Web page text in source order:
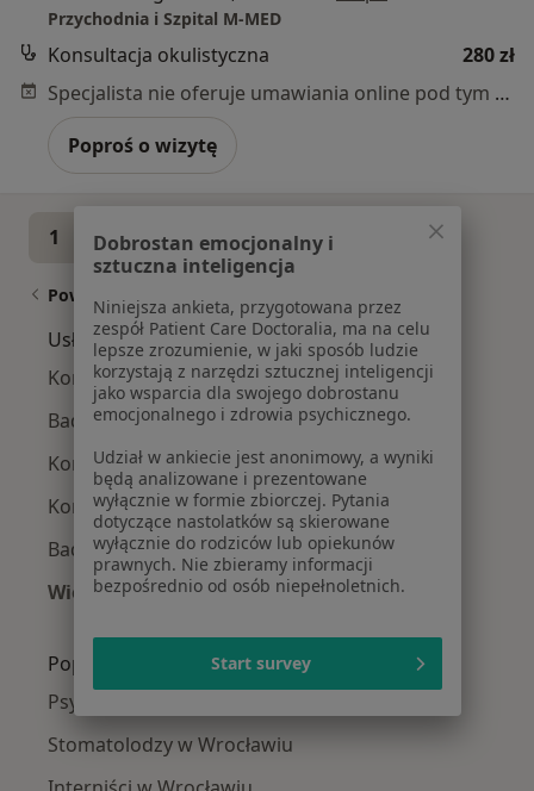
Przychodnia i Szpital M-MED
Konsultacja okulistyczna
280 zł
Specjalista nie oferuje umawiania online pod tym adresem.
Poproś o wizytę
1 2 3 4 5 ...
Powiązane wyszukiwania
Usługi w Wrocławiu
Konsultacja okulistyczna dzieci w Wrocławiu
Badania okulistyczne w Wrocławiu
Konsultacja okulistyczna dorośli w Wrocławiu
Konsultacja internistyczna w Wrocławiu
Badanie OCT w Wrocławiu
Więcej (15)
Popularne specjalizacje
Psycholodzy w Wrocławiu
Stomatolodzy w Wrocławiu
Dobrostan emocjonalny i
sztuczna inteligencja
Niniejsza ankieta, przygotowana przez
zespół Patient Care Doctoralia, ma na celu
lepsze zrozumienie, w jaki sposób ludzie
korzystają z narzędzi sztucznej inteligencji
jako wsparcia dla swojego dobrostanu
emocjonalnego i zdrowia psychicznego.
Udział w ankiecie jest anonimowy, a wyniki
będą analizowane i prezentowane
wyłącznie w formie zbiorczej. Pytania
dotyczące nastolatków są skierowane
wyłącznie do rodziców lub opiekunów
prawnych. Nie zbieramy informacji
bezpośrednio od osób niepełnoletnich.
Start survey